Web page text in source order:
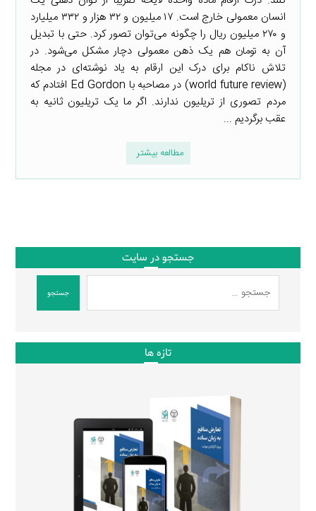
انسان معمولی خارج است. ۱۷ میلیون و ۳۲ هزار و ۳۳۲ میلیارد
و ۲۷۰ میلیون ریال را چگونه می‌توان تصور کرد. حتی با تبدیل
آن به تومان هم یک ذهن معمولی دچار مشکل می‌شود. در
تلاش ناکام برای درک این ارقام به یاد نوشته‌ای در مجله
(world future review) در مصاحبه با Ed Gordon افتادم که
مردم تصوری از تریلیون ندارند. اگر ما یک تریلیون ثانیه به
عقب برگردیم ...
مطالعه بیشتر
جستجو در سایت
جستجو
تازه ها